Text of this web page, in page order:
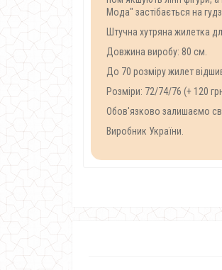
Мода" застібається на
Штучна хутряна жилетка
Довжина виробу: 80 см.
До 70 розміру жилет
Розміри: 72/74/76 (+ 120
Обов'язково залишаємо
Виробник України.